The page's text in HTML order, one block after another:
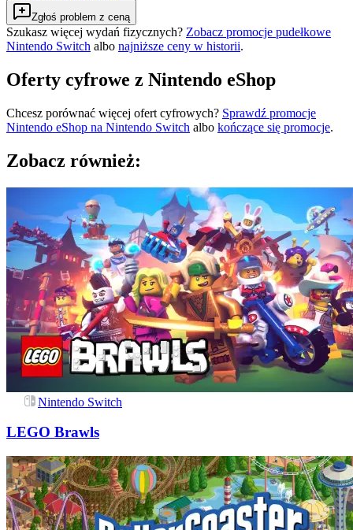
Zgłoś problem z ceną
Szukasz więcej wydań fizycznych? Zobacz promocje pudełkowe
Nintendo Switch albo najniższe ceny w historii.
Oferty cyfrowe z Nintendo eShop
Chcesz porównać więcej ofert cyfrowych? Sprawdź promocje
Nintendo eShop na Nintendo Switch albo kończące się promocje.
Zobacz również:
Nintendo Switch
LEGO Brawls